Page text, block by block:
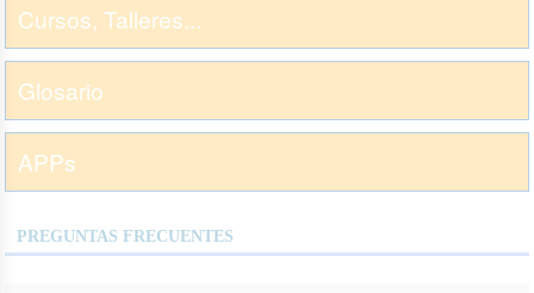
Cursos, Talleres...
Glosario
APPs
PREGUNTAS FRECUENTES